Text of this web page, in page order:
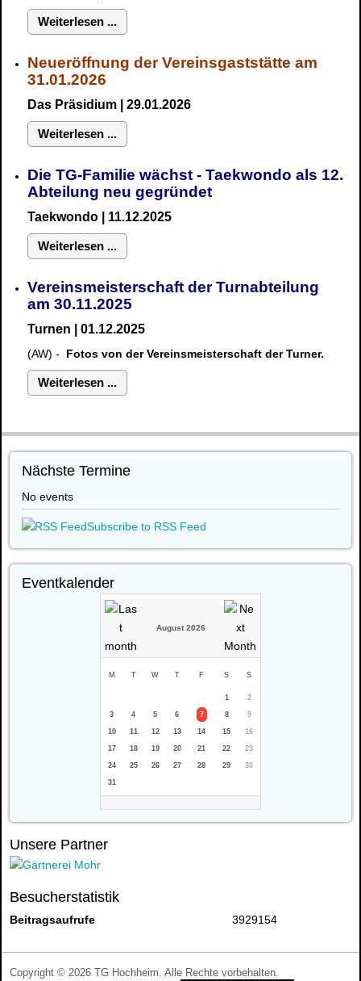
Weiterlesen ...
Neueröffnung der Vereinsgaststätte am
31.01.2026
Das Präsidium | 29.01.2026
Weiterlesen ...
Die TG-Familie wächst - Taekwondo als 12.
Abteilung neu gegründet
Taekwondo | 11.12.2025
Weiterlesen ...
Vereinsmeisterschaft der Turnabteilung
am 30.11.2025
Turnen | 01.12.2025
(AW) - Fotos von der Vereinsmeisterschaft der Turner.
Weiterlesen ...
Nächste Termine
No events
Subscribe to RSS Feed
Eventkalender
August 2026
M T W T F S S
1 2
3 4 5 6 7 8 9
10 11 12 13 14 15 16
17 18 19 20 21 22 23
24 25 26 27 28 29 30
31
Unsere Partner
Besucherstatistik
Beitragsaufrufe 3929154
Copyright © 2026 TG Hochheim. Alle Rechte vorbehalten.